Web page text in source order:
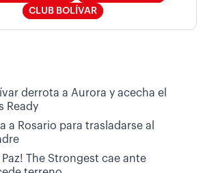
CLUB BOLÍVAR
derrota a Aurora y acecha el
Ready
a Rosario para trasladarse al
Paz! The Strongest cae ante